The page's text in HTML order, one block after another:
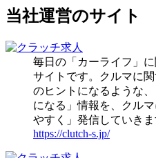
当社運営のサイト
毎日の「カーライフ」
サイトです。クルマに
のヒントになるような
になる」情報を、クル
やすく」発信していきま
https://clutch-s.jp/